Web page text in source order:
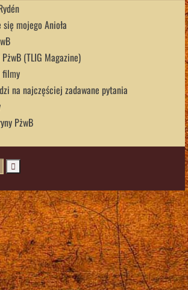
mojego Anioła
(TLIG Magazine)
na najczęściej zadawane pytania
PżwB